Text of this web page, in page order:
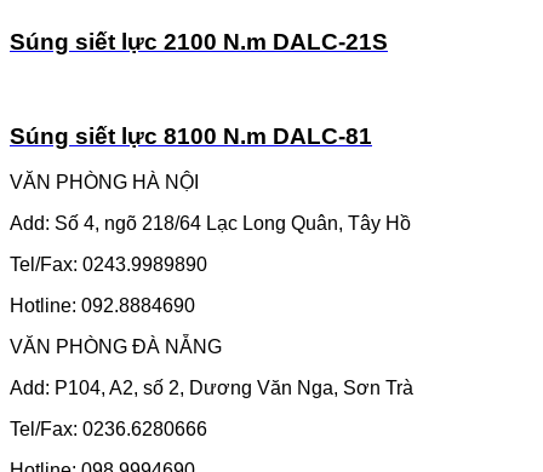
Súng siết lực 2100 N.m DALC-21S
Súng siết lực 8100 N.m DALC-81
VĂN PHÒNG HÀ NỘI
Add: Số 4, ngõ 218/64 Lạc Long Quân, Tây Hồ
Tel/Fax: 0243.9989890
Hotline: 092.8884690
VĂN PHÒNG ĐÀ NẴNG
Add: P104, A2, số 2, Dương Văn Nga, Sơn Trà
Tel/Fax: 0236.6280666